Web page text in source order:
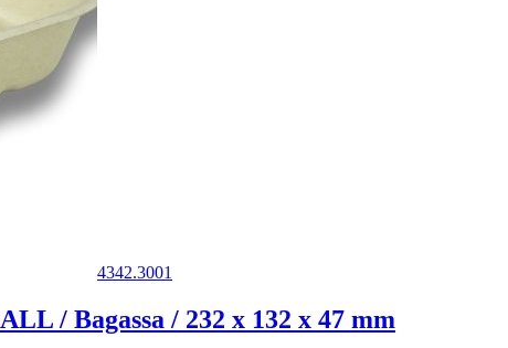
4342.3001
/ Bagassa / 232 x 132 x 47 mm